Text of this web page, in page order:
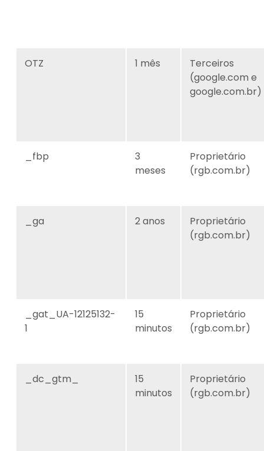
OTZ 1 mês
Terceiros
(google.com e
google.com.br)
_fbp
3
meses
Proprietário
(rgb.com.br)
_ga 2 anos
Proprietário
(rgb.com.br)
_gat_UA-12125132-
1
15
minutos
Proprietário
(rgb.com.br)
_dc_gtm_
15
minutos
Proprietário
(rgb.com.br)